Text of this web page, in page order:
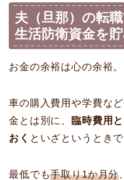
夫（旦那）の転
生活防衛資金を
お金の余裕は心の余裕。
車の購入費用や学費な
金とは別に、
臨時費用
おく といざというとき
最低でも手取り1か月分